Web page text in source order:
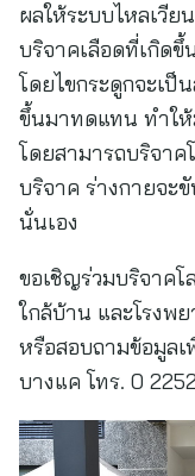
ผลให้ระบบไหลเวี
บริจาคเลือดที่เกิดขึ้
โดยไขกระดูกจะเป็
ขึ้นมาทดแทน ทำให้
โดยสามารถบริจา
บริจาค ร่างกายจะ
นั่นเอง
ขอเชิญร่วมบริจาค
ใกล้บ้าน และโรงพ
หรือสอบถามข้อมูล
บางแค โทร. 0